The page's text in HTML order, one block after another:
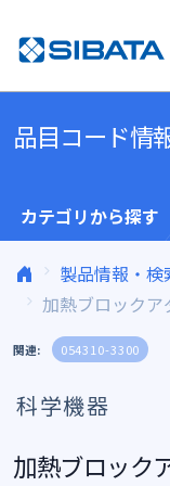
品目コード情
カテゴリから探す
製品情報・検
加熱ブロック
関連: 054310-3300
科学機器
加熱ブロック